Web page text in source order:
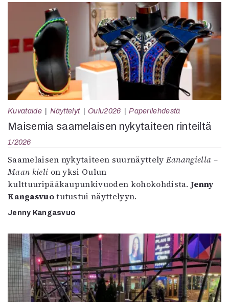
Kuvataide Näyttelyt Oulu2026 Paperilehdestä
Maisemia saamelaisen nykytaiteen rinteiltä
1/2026
Saamelaisen nykytaiteen suurnäyttely Eanangiella –
Maan kieli on yksi Oulun
kulttuuripääkaupunkivuoden kohokohdista.Jenny
Kangasvuotutustui näyttelyyn.
Jenny Kangasvuo